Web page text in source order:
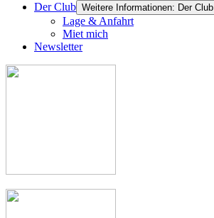
Der Club Weitere Informationen: Der Club
Lage & Anfahrt
Miet mich
Newsletter